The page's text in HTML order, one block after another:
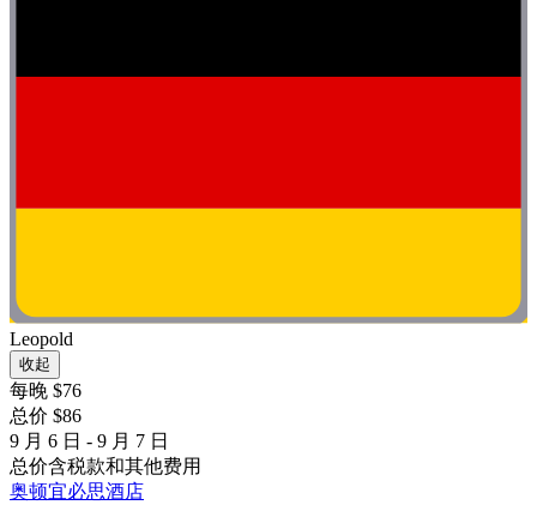
Leopold
收起
每晚 $76
总价 $86
9 月 6 日 - 9 月 7 日
总价含税款和其他费用
奥顿宜必思酒店